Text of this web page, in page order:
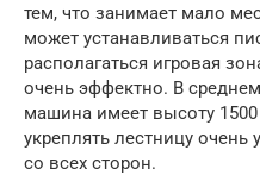
тем, что занимает мало
может устанавливаться
располагаться игровая
очень эффектно. В
машина имеет высоту
укреплять лестницу очень
со всех сторон.